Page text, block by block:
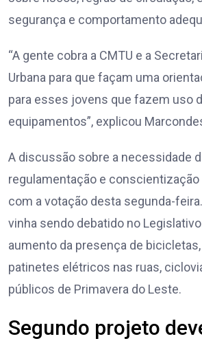
segurança e comportamento
“A gente cobra a CMTU e a
Urbana para que façam uma
para esses jovens que fazem uso
equipamentos”, explicou
A discussão sobre a necessidade
regulamentação e
com a votação desta segunda-
vinha sendo debatido no
aumento da presença de
patinetes elétricos nas ruas,
públicos de Primavera do Leste.
Segundo projeto